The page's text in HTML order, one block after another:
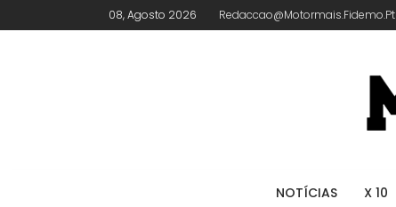
08, Agosto 2026 Redaccao@motormais.fidemo.pt
NOTÍCIAS X 10